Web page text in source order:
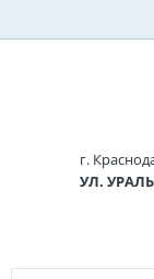
г.
УЛ.